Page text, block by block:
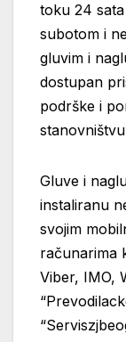
toku 24
subotom i
gluvim i
dostupan
podrške i
Gluve i
instaliranu
svojim
računarima
Viber, IMO,